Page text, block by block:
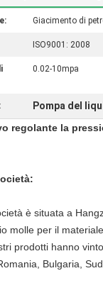
Giacimento di
ISO9001: 2008
0.02-10mpa
Pompa del
regolante la
è situata a
molle per il
prodotti hanno
Bulgaria,